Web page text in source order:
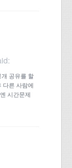
공유를 할
다른 사람에
시간문제